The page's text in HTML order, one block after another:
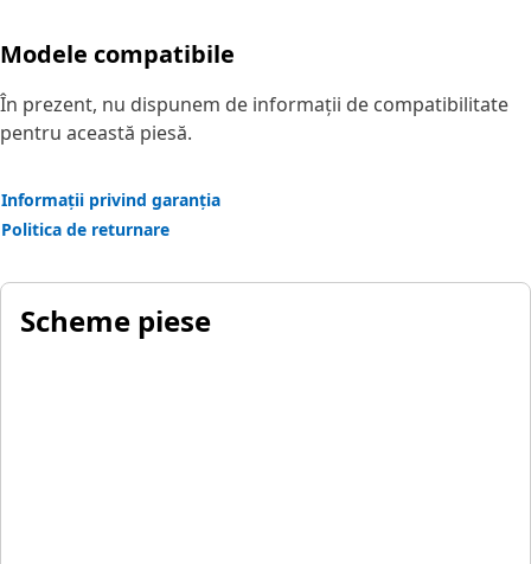
Modele compatibile
În prezent, nu dispunem de informații de compatibilitate
pentru această piesă.
Informații privind garanția
Politica de returnare
Scheme piese